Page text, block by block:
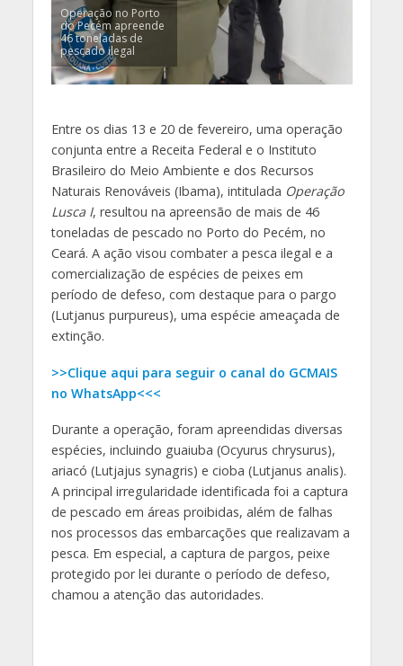
Operação no Porto
do Pecém apreende
46 toneladas de
pescado ilegal
Entre os dias 13 e 20 de fevereiro, uma operação
conjunta entre a Receita Federal e o Instituto
Brasileiro do Meio Ambiente e dos Recursos
Naturais Renováveis (Ibama), intitulada Operação
Lusca I, resultou na apreensão de mais de 46
toneladas de pescado no Porto do Pecém, no
Ceará. A ação visou combater a pesca ilegal e a
comercialização de espécies de peixes em
período de defeso, com destaque para o pargo
(Lutjanus purpureus), uma espécie ameaçada de
extinção.
>>Clique aqui para seguir o canal do GCMAIS
no WhatsApp<<<
Durante a operação, foram apreendidas diversas
espécies, incluindo guaiuba (Ocyurus chrysurus),
ariacó (Lutjajus synagris) e cioba (Lutjanus analis).
A principal irregularidade identificada foi a captura
de pescado em áreas proibidas, além de falhas
nos processos das embarcações que realizavam a
pesca. Em especial, a captura de pargos, peixe
protegido por lei durante o período de defeso,
chamou a atenção das autoridades.